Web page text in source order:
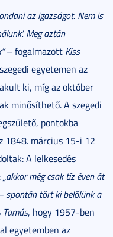
az igazságot. Nem is
Meg aztán
– fogalmazott Kiss
egyetemen az
ki, míg az október
minősíthető. A szegedi
pontokba
1848. március 15-i 12
A lelkesedés
„akkor még csak tíz éven át
spontán tört ki belőlünk a
Tamás, hogy 1957-ben
egyetemben az